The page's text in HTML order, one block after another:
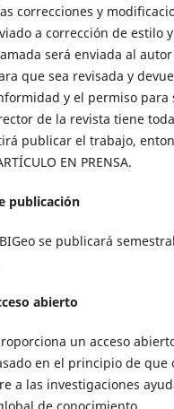
correcciones y
a corrección de estilo
será enviada al
que sea revisada y
y el permiso para
de la revista tiene
publicar el trabajo,
EN PRENSA.
publicación
se publicará
abierto
un acceso
en el principio de que
a las investigaciones